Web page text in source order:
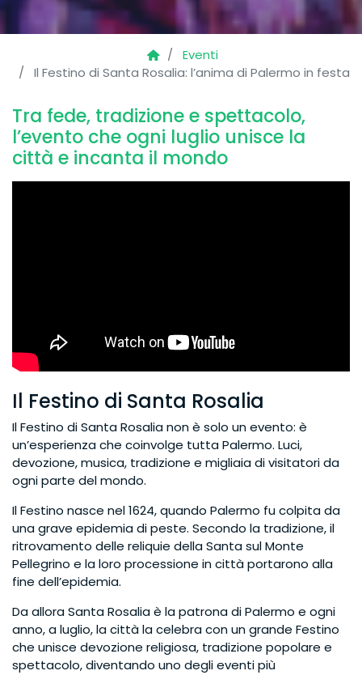
Eventi
Il Festino di Santa Rosalia: l’anima di Palermo in festa
Tra fede, tradizione e spettacolo,
l’evento che ogni luglio unisce la
città e incanta il mondo
Il Festino di Santa Rosalia
Il Festino di Santa Rosalia non è solo un evento: è
un’esperienza che coinvolge tutta Palermo. Luci,
devozione, musica, tradizione e migliaia di visitatori da
ogni parte del mondo.
Il Festino nasce nel 1624, quando Palermo fu colpita da
una grave epidemia di peste. Secondo la tradizione, il
ritrovamento delle reliquie della Santa sul Monte
Pellegrino e la loro processione in città portarono alla
fine dell’epidemia.
Da allora Santa Rosalia è la patrona di Palermo e ogni
anno, a luglio, la città la celebra con un grande Festino
che unisce devozione religiosa, tradizione popolare e
spettacolo, diventando uno degli eventi più